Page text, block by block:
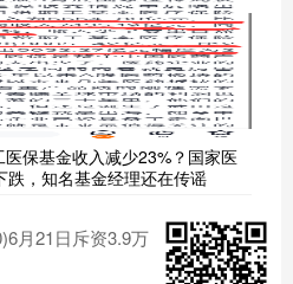
保基金收入减少23%？国家医
，知名基金经理还在传谣
月21日斥资3.9万